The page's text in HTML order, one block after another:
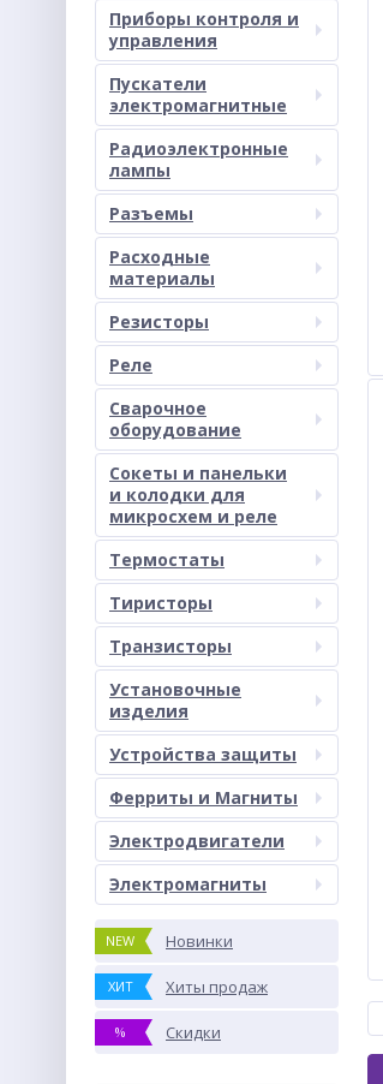
Приборы контроля и
управления
Пускатели
электромагнитные
Радиоэлектронные
лампы
Разъемы
Расходные
материалы
Резисторы
Реле
Сварочное
оборудование
Сокеты и панельки
и колодки для
микросхем и реле
Термостаты
Тиристоры
Транзисторы
Установочные
изделия
Устройства защиты
Ферриты и Магниты
Электродвигатели
Электромагниты
NEW Новинки
ХИТ Хиты продаж
% Скидки